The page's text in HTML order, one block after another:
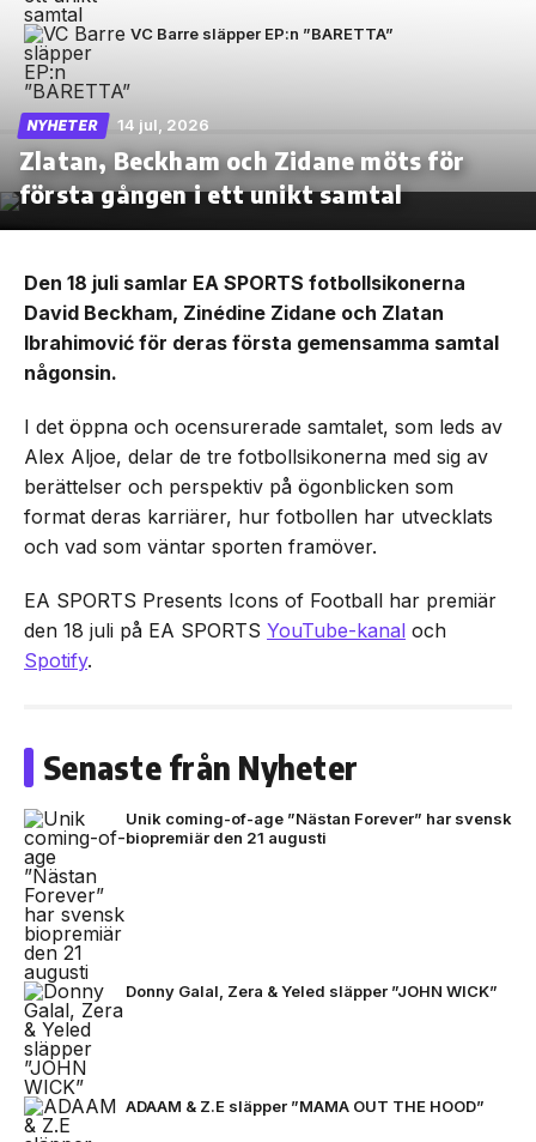
VC Barre släpper EP:n ”BARETTA”
NYHETER 14 jul, 2026
Zlatan, Beckham och Zidane möts för
första gången i ett unikt samtal
Den 18 juli samlar EA SPORTS fotbollsikonerna
David Beckham, Zinédine Zidane och Zlatan
Ibrahimović för deras första gemensamma samtal
någonsin.
I det öppna och ocensurerade samtalet, som leds av
Alex Aljoe, delar de tre fotbollsikonerna med sig av
berättelser och perspektiv på ögonblicken som
format deras karriärer, hur fotbollen har utvecklats
och vad som väntar sporten framöver.
EA SPORTS Presents Icons of Football har premiär
den 18 juli på EA SPORTS YouTube-kanal och
Spotify.
Senaste från Nyheter
Unik coming-of-age ”Nästan Forever” har svensk
biopremiär den 21 augusti
Donny Galal, Zera & Yeled släpper ”JOHN WICK”
ADAAM & Z.E släpper ”MAMA OUT THE HOOD”